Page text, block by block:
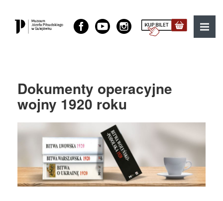
Muzeum Józefa Piłsudskiego w Sulejówku
MENU
Dokumenty operacyjne
wojny 1920 roku